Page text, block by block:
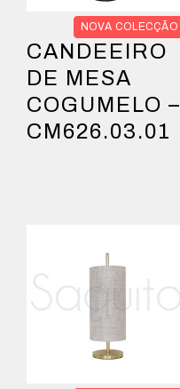
NOVA COLECÇÃO
CANDEEIRO
DE MESA
COGUMELO –
CM626.03.01